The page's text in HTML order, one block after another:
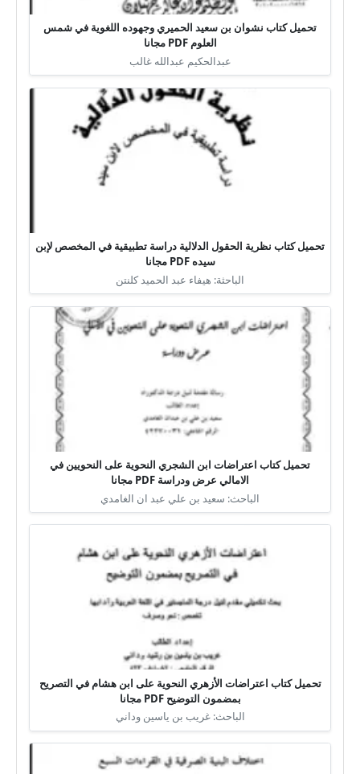
تحميل كتاب نشوان بن سعيد الحميري وجهوده اللغوية في شمس
العلوم PDF مجانا
عبدالحكيم عبدالله غالب
تحميل كتاب نظرية الحقول الدلالية دراسة تطبيقية في المخصص لإبن
سيده PDF مجانا
الباحثة: هيفاء عبد الحميد كلنتن
تحميل كتاب اعتراضات ابن الشجري النحوية على النحويين في
الامالي عرض ودراسة PDF مجانا
الباحث: سعيد بن علي عبد ان الغامدي
تحميل كتاب اعتراضات الأزهري النحوية على ابن هشام في التصريح
بمضمون التوضيح PDF مجانا
الباحث: غريب بن ياسين وداني